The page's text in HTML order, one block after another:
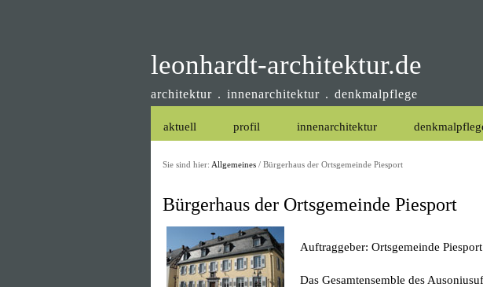
leonhardt-architektur.de
architektur . innenarchitektur . denkmalpflege
aktuell profil innenarchitektur
Sie sind hier: Allgemeines / Bürgerhaus der Ortsgemeinde Piesport
Bürgerhaus der Ortsgemeinde Piesport
Auftraggeber: Ortsgemeinde
Das Gesamtensemble des